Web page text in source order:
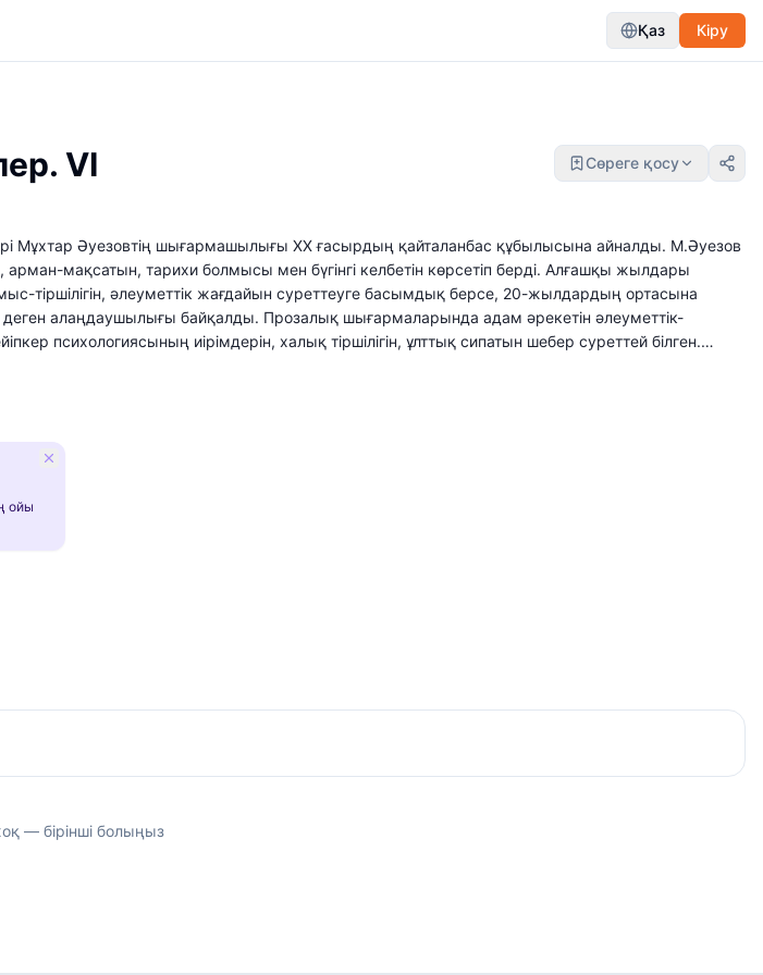
Қаз Кіру
VI
Сөреге қосу
Мұхтар Әуезовтің шығармашылығы XX ғасырдың қайталанбас құбылысына айналды. М.Әуезов
мақсатын, тарихи болмысы мен бүгінгі келбетін көрсетіп берді. Алғашқы жылдары
тіршілігін, әлеуметтік жағдайын суреттеуге басымдық берсе, 20-жылдардың ортасына
деген алаңдаушылығы байқалды. Прозалық шығармаларында адам әрекетін әлеуметтік-
психологиясының иірімдерін, халық тіршілігін, ұлттық сипатын шебер суреттей білген.
еңбегі де ұшан-теңіз.
ойы
— бірінші болыңыз